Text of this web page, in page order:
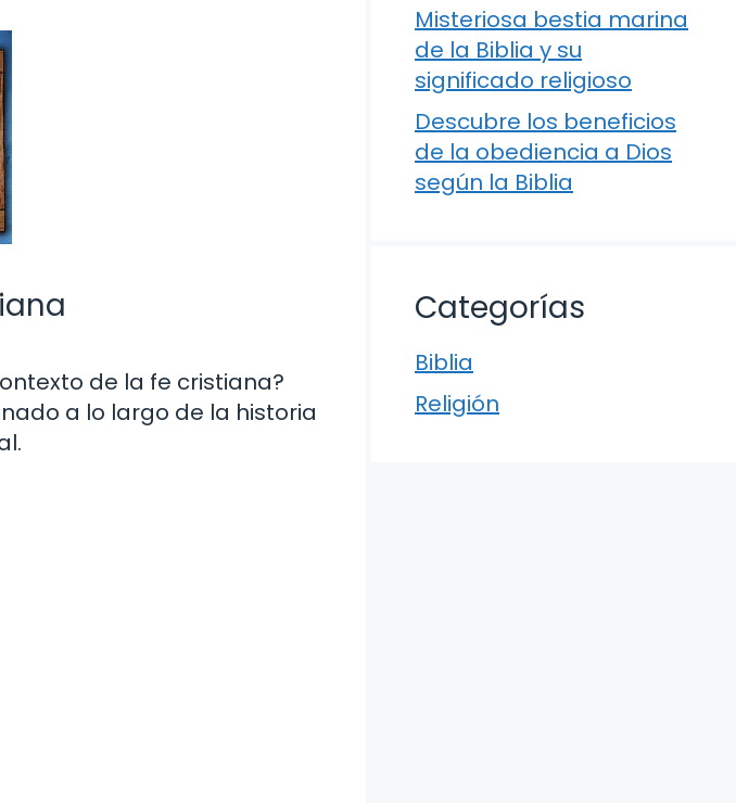
de la fe cristiana?
a lo largo de la historia
Misteriosa bestia marina
de la Biblia y su
significado religioso
Descubre los beneficios
de la obediencia a Dios
según la Biblia
Categorías
Biblia
Religión